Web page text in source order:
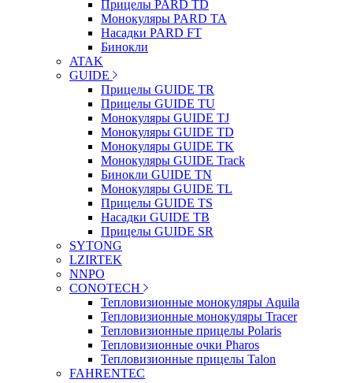
Прицелы PARD TD
Монокуляры PARD TA
Насадки PARD FT
Бинокли
ATAK
GUIDE
Прицелы GUIDE TR
Прицелы GUIDE TU
Монокуляры GUIDE TJ
Монокуляры GUIDE TD
Монокуляры GUIDE TK
Монокуляры GUIDE Track
Бинокли GUIDE TN
Монокуляры GUIDE TL
Прицелы GUIDE TS
Насадки GUIDE TB
Прицелы GUIDE SR
SYTONG
LZIRTEK
NNPO
CONOTECH
Тепловизионные монокуляры Aquila
Тепловизионные монокуляры Tracer
Тепловизионные прицелы Polaris
Тепловизионные очки Pharos
Тепловизионные прицелы Talon
FAHRENTEC